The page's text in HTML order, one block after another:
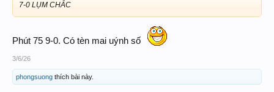
7-0 LỤM CHẮC
Phút 75 9-0. Có tèn mai uýnh số
3/6/26
phongsuong thích bài này.